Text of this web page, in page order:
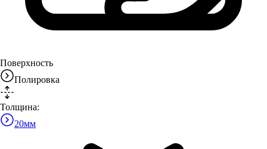
Поверхность
Полировка
Толщина:
20мм